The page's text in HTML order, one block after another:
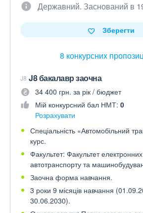
Державний. Заснований в
8 конкурсних
Зберегти
J8 J8 бакалавр заочна
34 400 грн. за рік / бюджет
Мій конкурсний бал НМТ: 0
Розрахувати
Спеціальність «Автомобільний
курс.
Факультет: Факультет електронних
автотранспорту та
Заочна форма навчання.
3 роки 9 місяців навчання
30.06.2030).